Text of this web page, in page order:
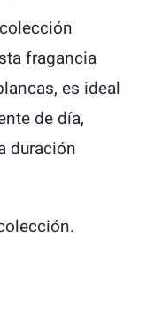
fragancia
es ideal
de día,
duración